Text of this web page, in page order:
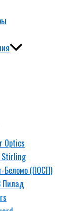
Optics
Stirling
Беломо (ПОСП)
Пилад